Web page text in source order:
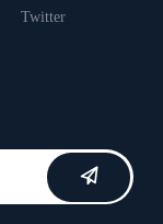
Twitter